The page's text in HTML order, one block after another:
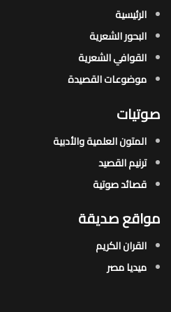
الرئيسية
البحور الشعرية​
القوافي الشعرية​
موضوعات القصيدة​
صوتيات
المتون العلمية والأدبية
ترنيم القصيد
قصائد صوتية
مواقع صديقة
القران الكريم
ميديا مصر